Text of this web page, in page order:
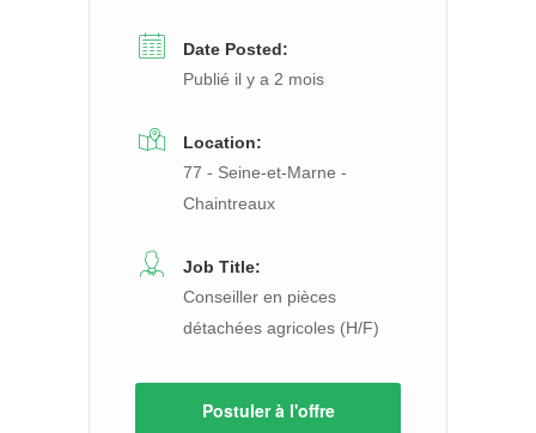
Date Posted:
Publié il y a 2 mois
Location:
77 - Seine-et-Marne -
Chaintreaux
Job Title:
Conseiller en pièces
détachées agricoles (H/F)
Postuler à l'offre